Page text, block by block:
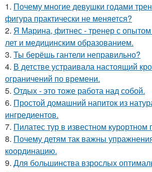
1. Почему многие девушки годами
фигура практически не меняется?
2. Я Марина, фитнес - тренер с
лет и медицинским образованием.
3. Ты берёшь гантели неправильно?
4. В детстве устраивала настоящий
ограничений по времени.
5. Отдых - это тоже работа над собой.
6. Простой домашний напиток из
ингредиентов.
7. Пилатес тур в известном курортном
8. Почему детям так важны
координацию.
9. Для большинства взрослых